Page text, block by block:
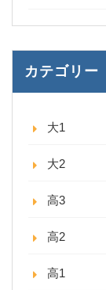
カテゴリー
大1
大2
高3
高2
高1